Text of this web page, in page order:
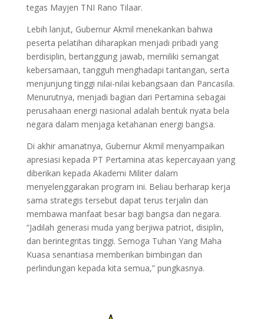
tegas Mayjen TNI Rano Tilaar.
Lebih lanjut, Gubernur Akmil menekankan bahwa
peserta pelatihan diharapkan menjadi pribadi yang
berdisiplin, bertanggung jawab, memiliki semangat
kebersamaan, tangguh menghadapi tantangan, serta
menjunjung tinggi nilai-nilai kebangsaan dan Pancasila.
Menurutnya, menjadi bagian dari Pertamina sebagai
perusahaan energi nasional adalah bentuk nyata bela
negara dalam menjaga ketahanan energi bangsa.
Di akhir amanatnya, Gubernur Akmil menyampaikan
apresiasi kepada PT Pertamina atas kepercayaan yang
diberikan kepada Akademi Militer dalam
menyelenggarakan program ini. Beliau berharap kerja
sama strategis tersebut dapat terus terjalin dan
membawa manfaat besar bagi bangsa dan negara.
“Jadilah generasi muda yang berjiwa patriot, disiplin,
dan berintegritas tinggi. Semoga Tuhan Yang Maha
Kuasa senantiasa memberikan bimbingan dan
perlindungan kepada kita semua,” pungkasnya.